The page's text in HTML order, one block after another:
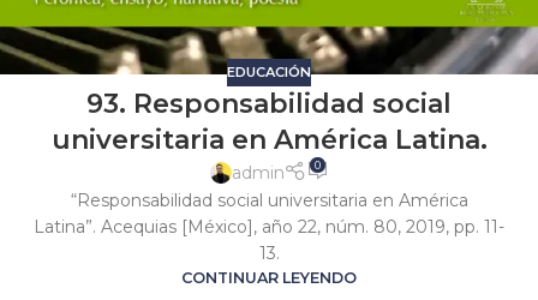
EDUCACIÓN
93. Responsabilidad social
universitaria en América Latina.
admin 0
“Responsabilidad social universitaria en América
Latina”. Acequias [México], año 22, núm. 80, 2019, pp. 11-
13.
CONTINUAR LEYENDO